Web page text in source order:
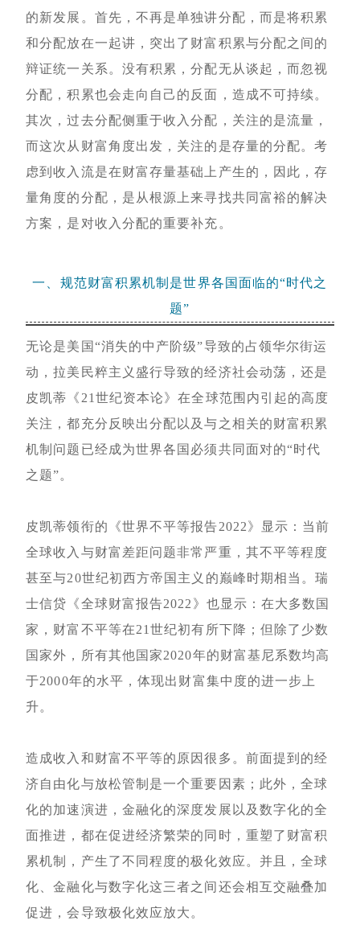
的新发展。首先，不再是单独讲分配，而是将积累
和分配放在一起讲，突出了财富积累与分配之间的
辩证统一关系。没有积累，分配无从谈起，而忽视
分配，积累也会走向自己的反面，造成不可持续。
其次，过去分配侧重于收入分配，关注的是流量，
而这次从财富角度出发，关注的是存量的分配。考
虑到收入流是在财富存量基础上产生的，因此，存
量角度的分配，是从根源上来寻找共同富裕的解决
方案，是对收入分配的重要补充。
一、规范财富积累机制是世界各国面临的“时代之
题”
无论是美国“消失的中产阶级”导致的占领华尔街运
动，拉美民粹主义盛行导致的经济社会动荡，还是
皮凯蒂《21世纪资本论》在全球范围内引起的高度
关注，都充分反映出分配以及与之相关的财富积累
机制问题已经成为世界各国必须共同面对的“时代
之题”。
皮凯蒂领衔的《世界不平等报告2022》显示：当前
全球收入与财富差距问题非常严重，其不平等程度
甚至与20世纪初西方帝国主义的巅峰时期相当。瑞
士信贷《全球财富报告2022》也显示：在大多数国
家，财富不平等在21世纪初有所下降；但除了少数
国家外，所有其他国家2020年的财富基尼系数均高
于2000年的水平，体现出财富集中度的进一步上
升。
造成收入和财富不平等的原因很多。前面提到的经
济自由化与放松管制是一个重要因素；此外，全球
化的加速演进，金融化的深度发展以及数字化的全
面推进，都在促进经济繁荣的同时，重塑了财富积
累机制，产生了不同程度的极化效应。并且，全球
化、金融化与数字化这三者之间还会相互交融叠加
促进，会导致极化效应放大。